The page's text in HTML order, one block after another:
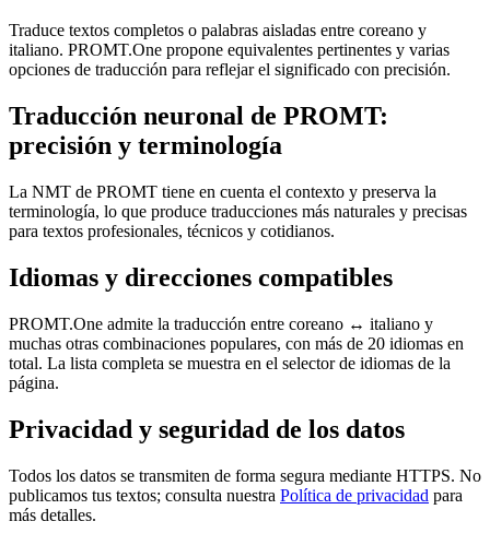
Traduce textos completos o palabras aisladas entre coreano y
italiano. PROMT.One propone equivalentes pertinentes y varias
opciones de traducción para reflejar el significado con precisión.
Traducción neuronal de PROMT:
precisión y terminología
La NMT de PROMT tiene en cuenta el contexto y preserva la
terminología, lo que produce traducciones más naturales y precisas
para textos profesionales, técnicos y cotidianos.
Idiomas y direcciones compatibles
PROMT.One admite la traducción entre coreano ↔ italiano y
muchas otras combinaciones populares, con más de 20 idiomas en
total. La lista completa se muestra en el selector de idiomas de la
página.
Privacidad y seguridad de los datos
Todos los datos se transmiten de forma segura mediante HTTPS. No
publicamos tus textos; consulta nuestra Política de privacidad para
más detalles.